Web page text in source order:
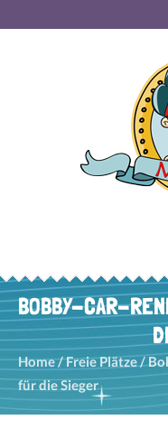
BOBBY-CAR-
Home/Freie Plätze/
für die Sieger